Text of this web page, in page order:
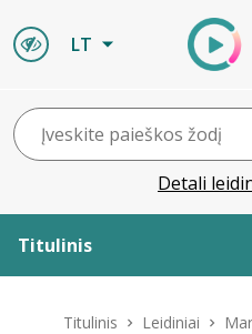
LT
Detali
Titulinis
Titulinis Leidiniai